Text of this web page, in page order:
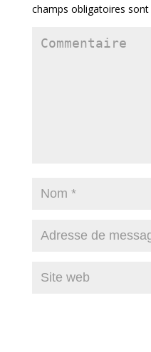
champs obligatoires sont